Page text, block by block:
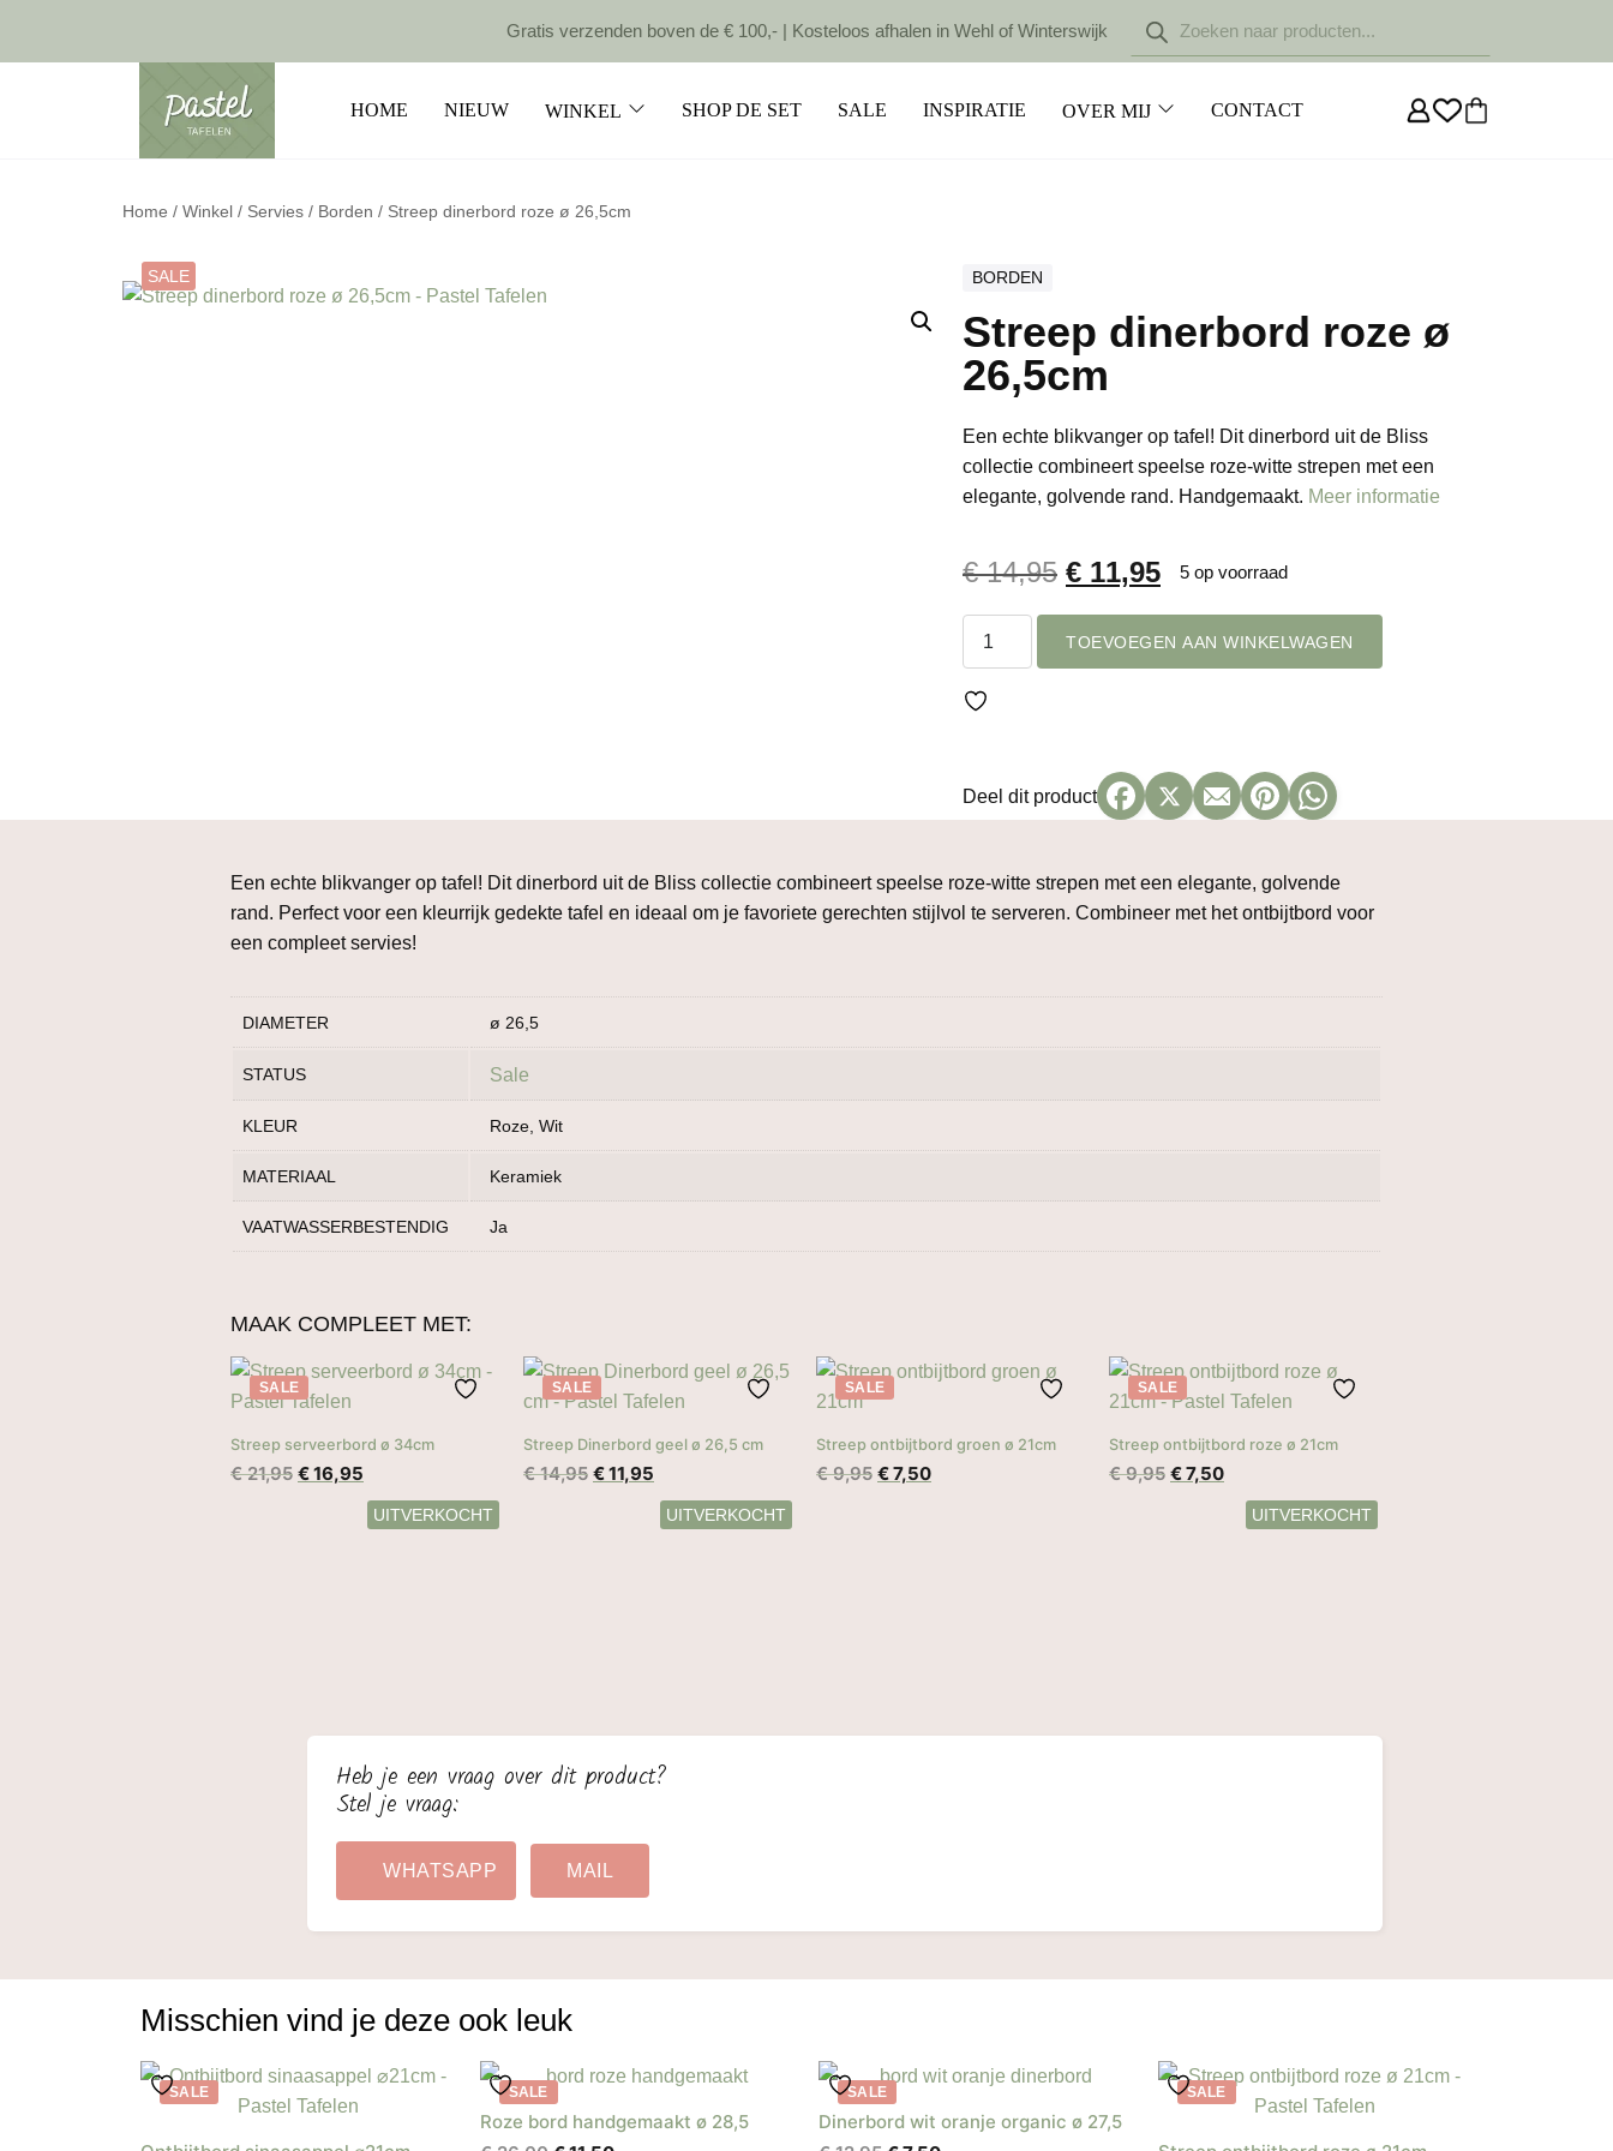
Gratis verzenden boven de € 100,- | Kosteloos afhalen in Wehl of Winterswijk
zoeken
HOME NIEUW WINKEL SHOP DE SET SALE INSPIRATIE OVER MIJ CONTACT
Home / Winkel / Servies / Borden / Streep dinerbord roze ø 26,5cm
SALE BORDEN
Streep dinerbord roze ø
26,5cm
Een echte blikvanger op tafel! Dit dinerbord uit de Bliss
collectie combineert speelse roze-witte strepen met een
elegante, golvende rand. Handgemaakt. Meer informatie
€14,95 Oorspronkelijke
prijs
was:
€ 11,95Huidige
prijs
is:
5 op voorraad
roze
TOEVOEGEN AAN WINKELWAGEN
Deel dit product
Een echte blikvanger op tafel! Dit dinerbord uit de Bliss collectie combineert speelse roze-witte strepen met een elegante, golvende
rand. Perfect voor een kleurrijk gedekte tafel en ideaal om je favoriete gerechten stijlvol te serveren. Combineer met het ontbijtbord voor
een compleet servies!
DIAMETER ø 26,5
STATUS Sale
KLEUR Roze, Wit
MATERIAAL Keramiek
VAATWASSERBESTENDIG Ja
MAAK COMPLEET MET:
SALE
Streep serveerbord ø 34cm
€21,95 Oorspronkelijke
€16,95
prijs
is:
SALE
Streep Dinerbord geel ø 26,5 cm
€14,95 Oorspronkelijke
€11,95
prijs
is:
SALE
Streep ontbijtbord groen ø 21cm
€9,95 Oorspronkelijke
€7,50Huidige
SALE
Streep ontbijtbord roze ø 21cm
€9,95 Oorspronkelijke
€7,50Huidige
prijs
Heb je een vraag over dit product?
Stel je vraag:
WHATSAPP MAIL
Misschien vind je deze ook leuk
SALE SALE
Roze bord handgemaakt ø 28,5
SALE
Dinerbord wit oranje organic ø 27,5
SALE